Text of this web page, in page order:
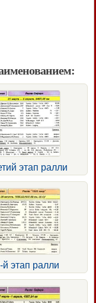
этап ралли
й этап ралли